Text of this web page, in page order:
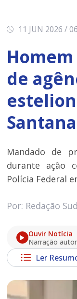
11 JUN 2026 /
de
Santana
Mandado de
durante ação
Polícia Federal
Por: Redação
Ouvir Notícia
Narração
Ler